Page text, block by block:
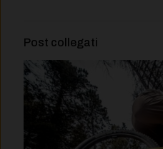
Post collegati